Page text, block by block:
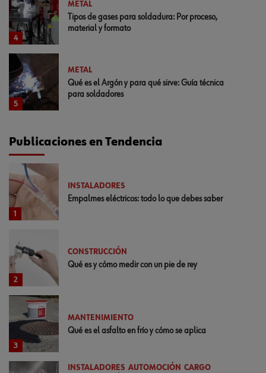
4
METAL
Tipos de gases para soldadura: Por proceso,
material y formato
5
METAL
Qué es el Argón y para qué sirve: Guía técnica
para soldadores
Publicaciones en Tendencia
1
INSTALADORES
Empalmes eléctricos: todo lo que debes saber
2
CONSTRUCCIÓN
Qué es y cómo medir con un pie de rey
3
MANTENIMIENTO
Qué es el asfalto en frío y cómo se aplica
INSTALADORES AUTOMOCIÓN
CARGO